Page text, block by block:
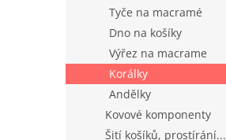
Tyče na macramé
Dno na košíky
Výřez na macrame
Korálky
Andělky
Kovové komponenty
Šití košíků, prostírání...